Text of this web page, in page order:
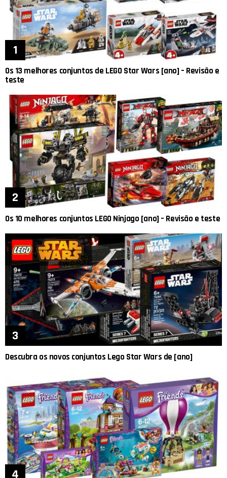
Os 13 melhores conjuntos de LEGO Star Wars [ano] – Revisão e
teste
Os 10 melhores conjuntos LEGO Ninjago [ano] – Revisão e teste
Descubra os novos conjuntos Lego Star Wars de [ano]